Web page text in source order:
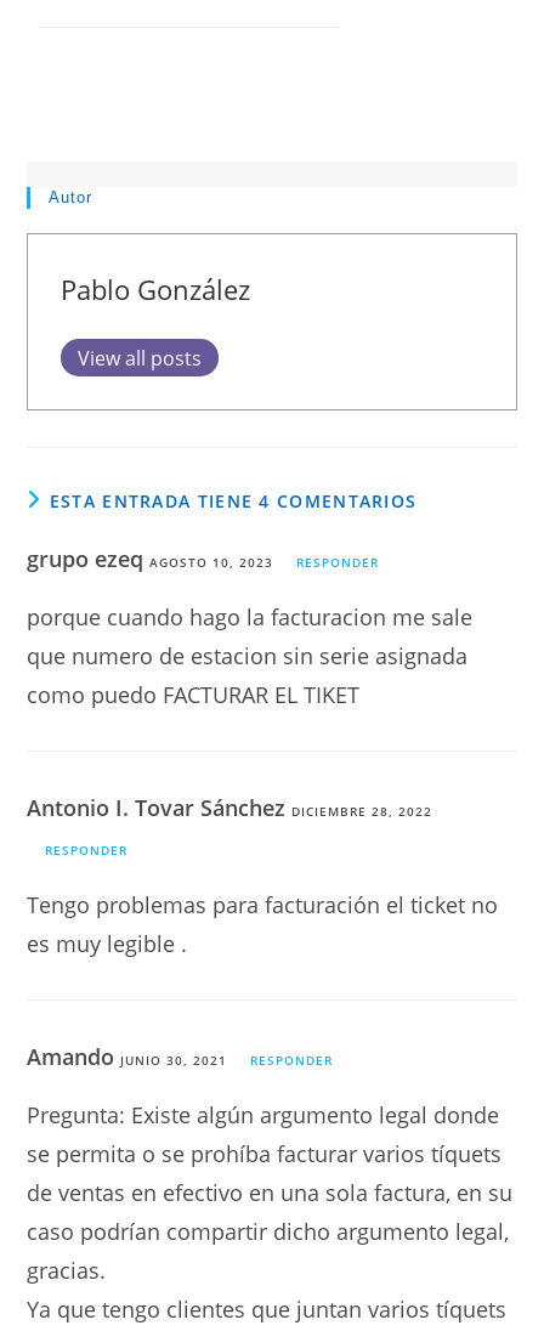
Autor
Pablo González
View all posts
ESTA ENTRADA TIENE 4 COMENTARIOS
grupo ezeqAGOSTO 10, 2023 RESPONDER
porque cuando hago la facturacion me sale
que numero de estacion sin serie asignada
como puedo FACTURAR EL TIKET
Antonio I. Tovar Sánchez DICIEMBRE 28, 2022
RESPONDER
Tengo problemas para facturación el ticket no
es muy legible .
Amando JUNIO 30, 2021 RESPONDER
Pregunta: Existe algún argumento legal donde
se permita o se prohíba facturar varios tíquets
de ventas en efectivo en una sola factura, en su
caso podrían compartir dicho argumento legal,
gracias.
Ya que tengo clientes que juntan varios tíquets